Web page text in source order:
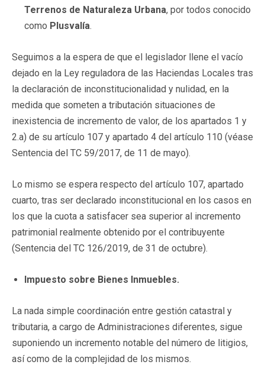
Terrenos de Naturaleza Urbana, por todos conocido
como Plusvalía.
Seguimos a la espera de que el legislador llene el vacío
dejado en la Ley reguladora de las Haciendas Locales tras
la declaración de inconstitucionalidad y nulidad, en la
medida que someten a tributación situaciones de
inexistencia de incremento de valor, de los apartados 1 y
2.a) de su artículo 107 y apartado 4 del artículo 110 (véase
Sentencia del TC 59/2017, de 11 de mayo).
Lo mismo se espera respecto del artículo 107, apartado
cuarto, tras ser declarado inconstitucional en los casos en
los que la cuota a satisfacer sea superior al incremento
patrimonial realmente obtenido por el contribuyente
(Sentencia del TC 126/2019, de 31 de octubre).
Impuesto sobre Bienes Inmuebles.
La nada simple coordinación entre gestión catastral y
tributaria, a cargo de Administraciones diferentes, sigue
suponiendo un incremento notable del número de litigios,
así como de la complejidad de los mismos.